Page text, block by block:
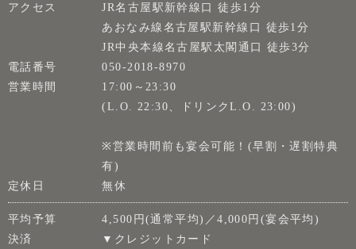
アクセス
JR名古屋駅新幹線口 徒歩1分
あおなみ線名古屋駅新幹線口 徒歩1分
JR中央本線名古屋駅太閣通口 徒歩3分
電話番号
050-2018-8970
営業時間
17:00～23:30
(L.O. 22:30、ドリンクL.O. 23:00)
※営業時間前も宴会可能！(早割・遅割特典
有)
定休日
無休
平均予算
4,500円(通常平均)／4,000円(宴会平均)
決済
▼クレジットカード